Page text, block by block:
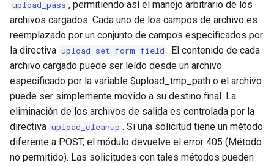
jsonrpc-batch
jump-consistent-hash
jwt-verification
jwt
upload_pass , permitiendo así el manejo arbitrario de los
archivos cargados. Cada uno de los campos de archivo es
reemplazado por un conjunto de campos especificados por
la directiva upload_set_form_field . El contenido de cada
archivo cargado puede ser leído desde un archivo
especificado por la variable $upload_tmp_path o el archivo
puede ser simplemente movido a su destino final. La
eliminación de los archivos de salida es controlada por la
directiva upload_cleanup . Si una solicitud tiene un método
diferente a POST, el módulo devuelve el error 405 (Método
no permitido). Las solicitudes con tales métodos pueden